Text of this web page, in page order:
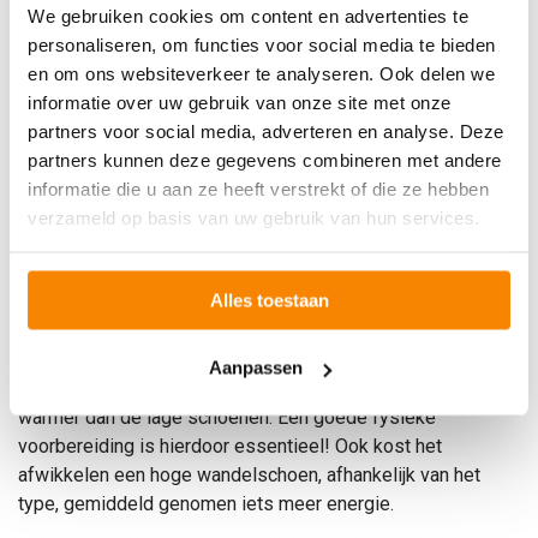
We gebruiken cookies om content en advertenties te
personaliseren, om functies voor social media te bieden
en om ons websiteverkeer te analyseren. Ook delen we
informatie over uw gebruik van onze site met onze
partners voor social media, adverteren en analyse. Deze
partners kunnen deze gegevens combineren met andere
informatie die u aan ze heeft verstrekt of die ze hebben
verzameld op basis van uw gebruik van hun services.
Alles toestaan
Aanpassen
Hoge wandelschoenen voor de Vierdaagse
Een hoge wandelschoen raden wij vaak aan voor lopers die
met een zwaardere rugzak gaan lopen of wandelaars die
extra behoefte hebben aan ondersteuning van de enkels
) en het gevoel van stabiliteit niet willen of
warmer dan de lage schoenen. Een goede fysieke
voorbereiding is hierdoor essentieel! Ook kost het
afwikkelen een hoge wandelschoen, afhankelijk van het
type, gemiddeld genomen iets meer energie.